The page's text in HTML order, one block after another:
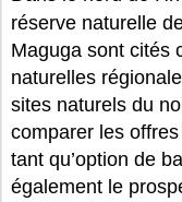
réserve naturelle
Maguga sont cités
naturelles
sites naturels du
comparer les
tant qu’option de
également le